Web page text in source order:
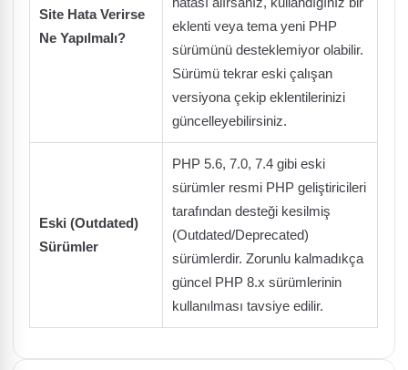
Site Hata Verirse
Ne Yapılmalı?
eklenti veya tema yeni PHP
sürümünü desteklemiyor olabilir.
Sürümü tekrar eski çalışan
versiyona çekip eklentilerinizi
güncelleyebilirsiniz.
Eski (Outdated)
Sürümler
PHP 5.6, 7.0, 7.4 gibi eski
sürümler resmi PHP geliştiricileri
tarafından desteği kesilmiş
(Outdated/Deprecated)
sürümlerdir. Zorunlu kalmadıkça
güncel PHP 8.x sürümlerinin
kullanılması tavsiye edilir.